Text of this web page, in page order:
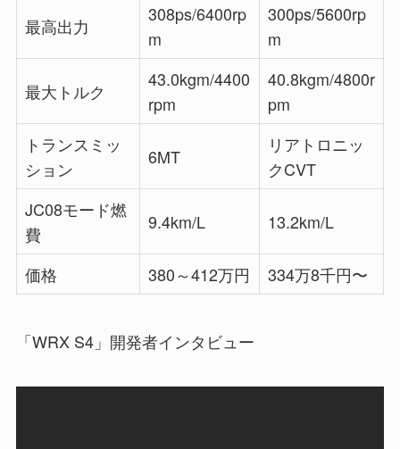
最高出力
308ps/6400rp
m
300ps/5600rp
m
最大トルク
43.0kgm/4400
rpm
40.8kgm/4800r
pm
トランスミッ
ション
6MT
リアトロニッ
クCVT
JC08モード燃
費
9.4km/L 13.2km/L
価格 380～412万円 334万8千円〜
「WRX S4」開発者インタビュー